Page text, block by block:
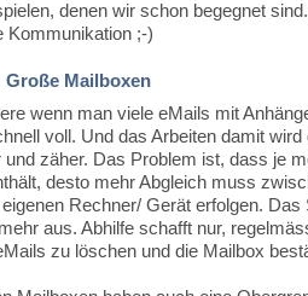
denen wir schon begegnet
Kommunikation ;-)
Große Mailboxen
wenn man viele eMails mit
voll. Und das Arbeiten damit
und zäher. Das Problem ist, dass je
desto mehr Abgleich muss
Rechner/ Gerät erfolgen.
aus. Abhilfe schafft nur,
zu löschen und die Mailbox